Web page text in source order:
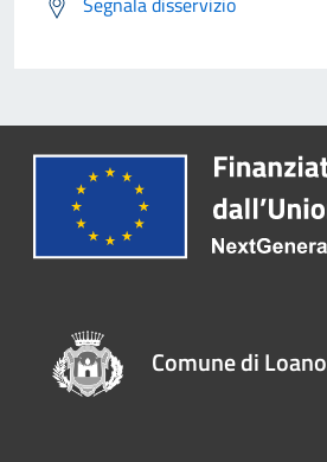
Comune di Loano